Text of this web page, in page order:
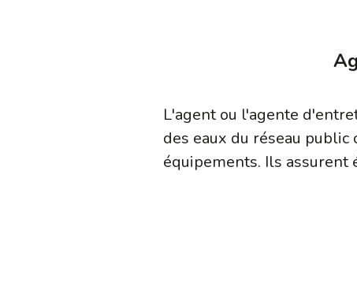
L'agent ou l'agente
des eaux du réseau
équipements. Ils assurent